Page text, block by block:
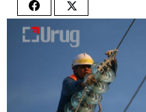
Share
on
Facebook
Share
on
Twitter